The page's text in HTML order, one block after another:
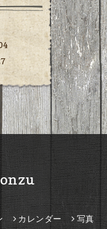
カレンダー 写真